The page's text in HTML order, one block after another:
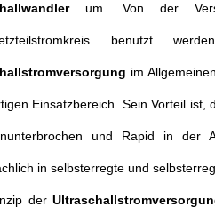
um. Von der
benutzt
im
Einsatzbereich. Sein Vorteil
und Rapid in der
in selbsterregte und
der